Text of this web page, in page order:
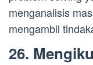
menganalisis
mengambil
26.